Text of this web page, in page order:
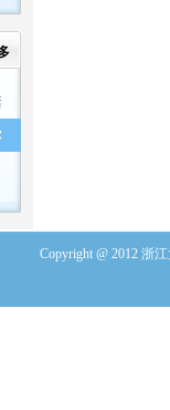
使用审批流程
内活动使用审批流程
Copyright @ 2012 浙